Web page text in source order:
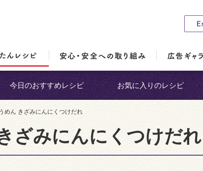
今日のおすすめレシピ お気に入りのレシピ
めん きざみにんにくつけだれ
ざみにんにくつけだれ